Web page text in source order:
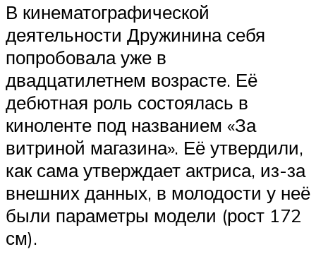
В кинематографической
деятельности Дружинина себя
попробовала уже в
двадцатилетнем возрасте. Её
дебютная роль состоялась в
киноленте под названием «За
витриной магазина». Её утвердили,
как сама утверждает актриса, из-за
внешних данных, в молодости у неё
были параметры модели (рост 172
см).